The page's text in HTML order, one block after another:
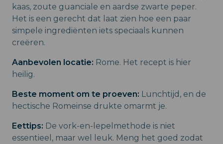
kaas, zoute guanciale en aardse zwarte peper.
Het is een gerecht dat laat zien hoe een paar
simpele ingrediënten iets speciaals kunnen
creëren.
Aanbevolen locatie: Rome. Het recept is hier
heilig.
Beste moment om te proeven: Lunchtijd, en de
hectische Romeinse drukte omarmt je.
Eettips: De vork-en-lepelmethode is niet
essentieel, maar wel leuk. Meng het goed zodat